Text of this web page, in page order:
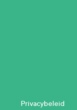
Privacybeleid